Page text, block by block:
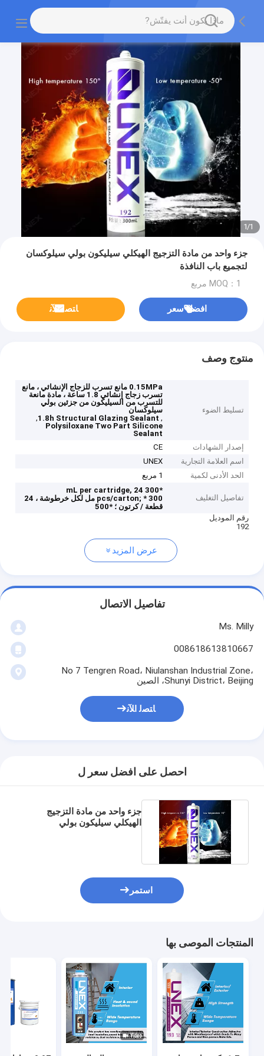
1
/
1
جزء واحد من مادة التزجيج الهيكلي سيليكون بولي سيلوكسان
لتجميع باب النافذة
MOQ：1 مربع
افضل سعر ﺎﺘﺼﻟ ﺍﻶﻧ
منتوج وصف
تسليط الضوء
0.15MPa مانع تسرب للزجاج الإنشائي ، مانع
تسرب زجاج إنشائي 1.8 ساعة ، مادة مانعة
للتسرب من السيليكون من جزئين بولي
سيلوكسان
,
1.8h Structural Glazing Sealant
,
Polysiloxane Two Part Silicone
Sealant
إصدار الشهادات
CE
اسم العلامة التجارية
UNEX
الحد الأدنى لكمية
1 مربع
تفاصيل التغليف
*300 mL per cartridge, 24
pcs/carton;
* 300 مل لكل خرطوشة ، 24
قطعة / كرتون ؛ *500
رقم الموديل
192
عرض المزيد
تفاصيل الاتصال
Ms. Milly
008618613810667
No 7 Tengren Road، Niulanshan Industrial Zone،
Shunyi District، Beijing، الصين
ﺎﺘﺼﻟ ﺍﻶﻧ
احصل على افضل سعر ل
جزء واحد من مادة التزجيج
الهيكلي سيليكون بولي
استمر
المنتجات الموصى بها